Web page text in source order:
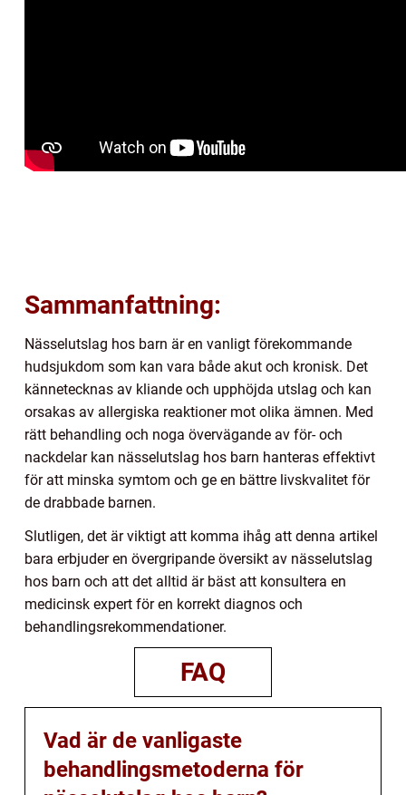
Sammanfattning:
Nässelutslag hos barn är en vanligt förekommande
hudsjukdom som kan vara både akut och kronisk. Det
kännetecknas av kliande och upphöjda utslag och kan
orsakas av allergiska reaktioner mot olika ämnen. Med
rätt behandling och noga övervägande av för- och
nackdelar kan nässelutslag hos barn hanteras effektivt
för att minska symtom och ge en bättre livskvalitet för
de drabbade barnen.
Slutligen, det är viktigt att komma ihåg att denna artikel
bara erbjuder en övergripande översikt av nässelutslag
hos barn och att det alltid är bäst att konsultera en
medicinsk expert för en korrekt diagnos och
behandlingsrekommendationer.
FAQ
Vad är de vanligaste
behandlingsmetoderna för